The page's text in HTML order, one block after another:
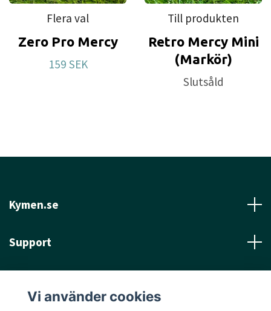
Flera val
Zero Pro Mercy
159 SEK
Till produkten
Retro Mercy Mini
(Markör)
Slutsåld
Kymen.se
Support
Vi använder cookies